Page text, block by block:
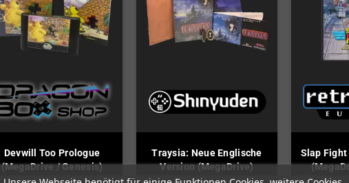
Devwill Too Prologue
(MegaDrive / Genesis)
Traysia: Neue Englische
Version (MegaDrive)
Slap